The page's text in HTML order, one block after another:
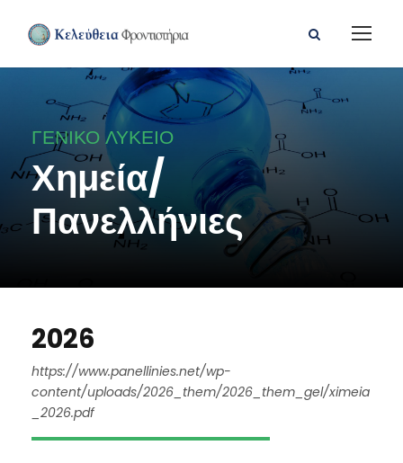
ΓΕΝΙΚΟ ΛΥΚΕΙΟ
Χημεία/
Πανελλήνιες
2026
https://www.panellinies.net/wp-
content/uploads/2026_them/2026_them_gel/ximeia
_2026.pdf